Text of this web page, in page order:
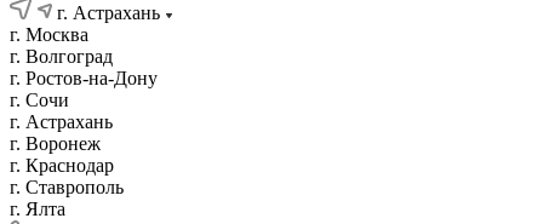
г. Астрахань
г. Москва
г. Волгоград
г. Ростов-на-Дону
г. Сочи
г. Астрахань
г. Воронеж
г. Краснодар
г. Ставрополь
г. Ялта